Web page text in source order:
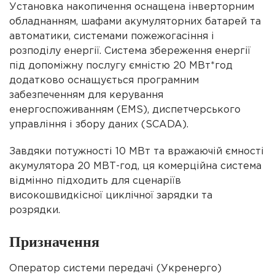
Установка накопичення оснащена інверторним
обладнанням, шафами акумуляторних батарей та
автоматики, системами пожежогасіння і
розподілу енергії. Система збереження енергії
під допоміжну послугу ємністю 20 МВт*год
додатково оснащується програмним
забезпеченням для керування
енергоспоживанням (EMS), диспетчерського
управління і збору даних (SCADA).
Завдяки потужності 10 МВт та вражаючій ємності
акумулятора 20 МВТ-год, ця комерційна система
відмінно підходить для сценаріїв
високошвидкісної циклічної зарядки та
розрядки.
Призначення
Оператор системи передачі (Укренерго)